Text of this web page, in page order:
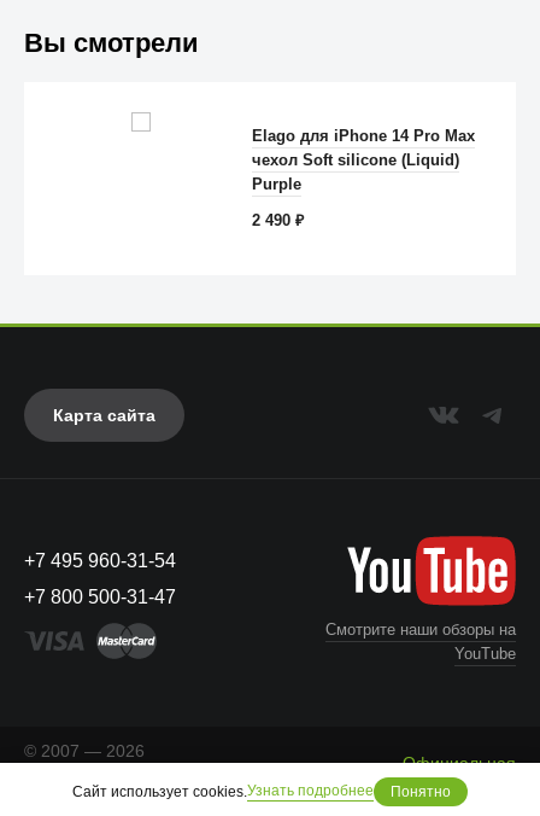
Anker
Вы смотрели
Elago для iPhone 14 Pro Max
чехол Soft silicone (Liquid)
Purple
2 490₽
Карта сайта
+7 495 960-31-54
+7 800 500-31-47
Смотрите наши обзоры на
YouTube
© 2007 — 2026
защищены.
Официальная
информация
Сайт использует cookies. Узнать подробнее Понятно